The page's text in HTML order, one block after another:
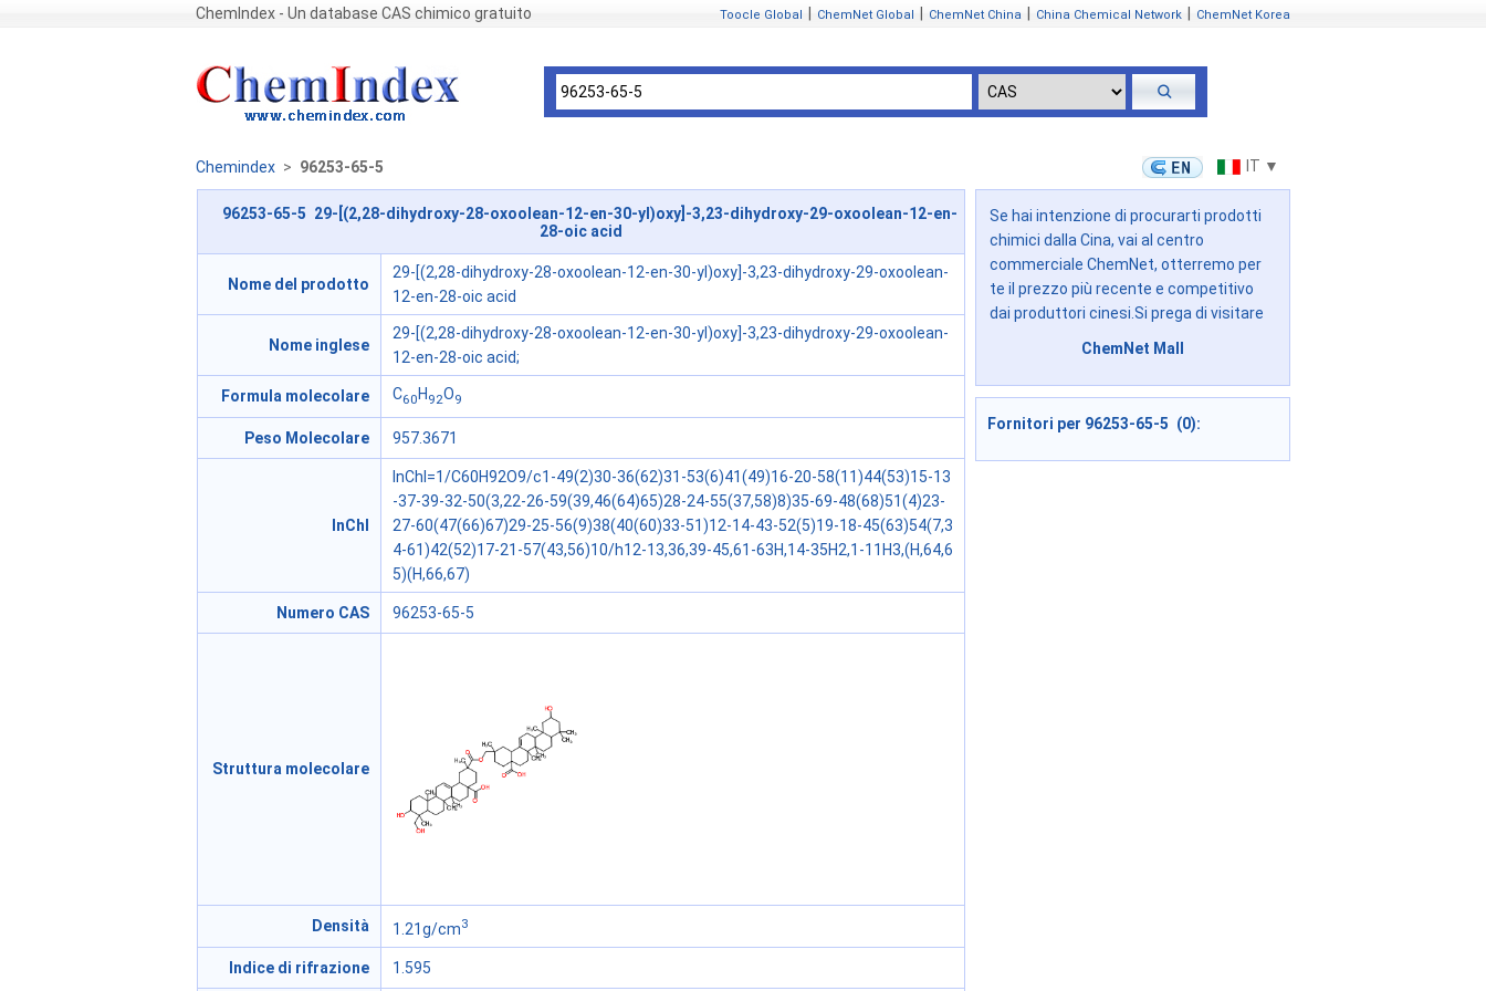
ChemIndex - Un database CAS chimico gratuito Toocle Global ChemNet Global ChemNet China China Chemical Network ChemNet Korea
Chemindex > 96253-65-5 IT ▼
96253-65-5 29-[(2,28-dihydroxy-28-oxoolean-12-en-30-yl)oxy]-3,23-dihydroxy-29-oxoolean-12-en-
28-oic acid
Nome del prodotto
29-[(2,28-dihydroxy-28-oxoolean-12-en-30-yl)oxy]-3,23-dihydroxy-29-oxoolean-
12-en-28-oic acid
Nome inglese
29-[(2,28-dihydroxy-28-oxoolean-12-en-30-yl)oxy]-3,23-dihydroxy-29-oxoolean-
12-en-28-oic acid;
Formula molecolare C60 H 92O9
Peso Molecolare 957.3671
InChI
InChI=1/C60H92O9/c1-49(2)30-36(62)31-53(6)41(49)16-20-58(11)44(53)15-13
-37-39-32-50(3,22-26-59(39,46(64)65)28-24-55(37,58)8)35-69-48(68)51(4)23-
27-60(47(66)67)29-25-56(9)38(40(60)33-51)12-14-43-52(5)19-18-45(63)54(7,3
4-61)42(52)17-21-57(43,56)10/h12-13,36,39-45,61-63H,14-35H2,1-11H3,(H,64,6
5)(H,66,67)
Numero CAS 96253-65-5
Struttura molecolare
Densità 1.21g/cm3
Indice di rifrazione 1.595
Se hai intenzione di procurarti prodotti
chimici dalla Cina, vai al centro
commerciale ChemNet, otterremo per
te il prezzo più recente e competitivo
dai produttori cinesi.Si prega di visitare
ChemNet Mall
Fornitori per 96253-65-5 (0):